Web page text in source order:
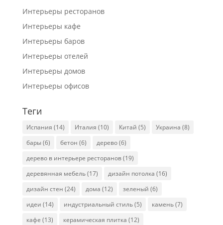
Интерьеры ресторанов
Интерьеры кафе
Интерьеры баров
Интерьеры отелей
Интерьеры домов
Интерьеры офисов
Теги
Испания (14) Италия (10) Китай (5) Украина (8)
бары(6) бетон (6) дерево(6)
дерево в интерьере ресторанов(19)
деревянная мебель(17) дизайн потолка (16)
дизайн стен (24) дома (12) зеленый (6)
идеи (14) индустриальный стиль(5) камень(7)
кафе (13) керамическая плитка (12)